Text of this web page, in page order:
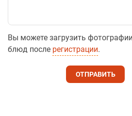
Вы можете загрузить
блюд после регистрации.
ОТПРАВИТЬ